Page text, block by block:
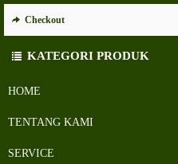
HOME
TENTANG KAMI
SERVICE
Checkout
KATEGORI PRODUK